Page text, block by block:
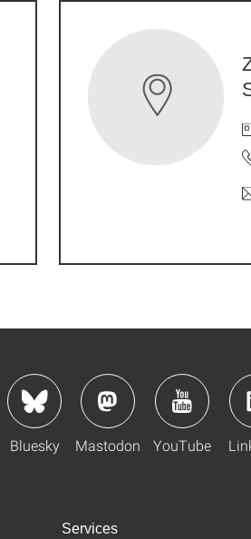
Bluesky Mastodon YouTube
Services